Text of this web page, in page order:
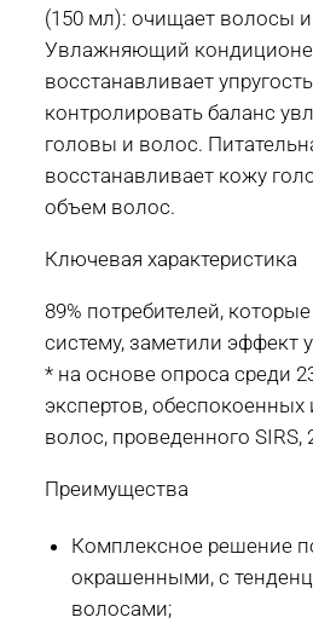
(150 мл): очищает волосы
Увлажняющий
восстанавливает
контролировать баланс
головы и волос.
восстанавливает кожу
объем волос.
Ключевая характеристика
89% потребителей,
систему, заметили эффект
* на основе опроса среди
экспертов,
волос, проведенного SIRS,
Преимущества
Комплексное решение
окрашенными, с
волосами;